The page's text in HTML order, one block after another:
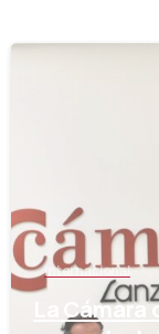
Internacional
La